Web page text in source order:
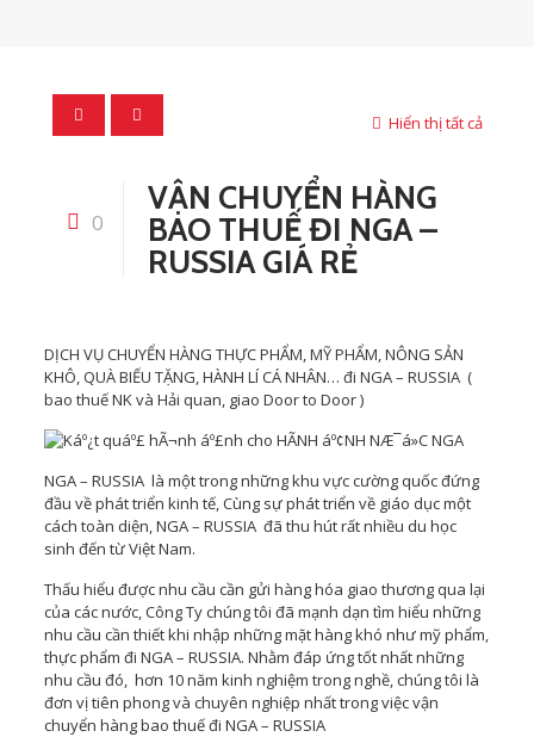
Hiển thị tất cả
0
VẬN CHUYỂN HÀNG
BAO THUẾ ĐI NGA –
RUSSIA GIÁ RẺ
DỊCH VỤ CHUYỂN HÀNG THỰC PHẨM, MỸ PHẨM, NÔNG SẢN
KHÔ, QUÀ BIẾU TẶNG, HÀNH LÍ CÁ NHÂN… đi NGA – RUSSIA (
bao thuế NK và Hải quan, giao Door to Door )
NGA – RUSSIA là một trong những khu vực cường quốc đứng
đầu về phát triển kinh tế, Cùng sự phát triển về giáo dục một
cách toàn diện, NGA – RUSSIA đã thu hút rất nhiều du học
sinh đến từ Việt Nam.
Thấu hiểu được nhu cầu cần gửi hàng hóa giao thương qua lại
của các nước, Công Ty chúng tôi đã mạnh dạn tìm hiểu những
nhu cầu cần thiết khi nhập những mặt hàng khó như mỹ phẩm,
thực phẩm đi NGA – RUSSIA. Nhằm đáp ứng tốt nhất những
nhu cầu đó, hơn 10 năm kinh nghiệm trong nghề, chúng tôi là
đơn vị tiên phong và chuyên nghiệp nhất trong việc vận
chuyển hàng bao thuế đi NGA – RUSSIA